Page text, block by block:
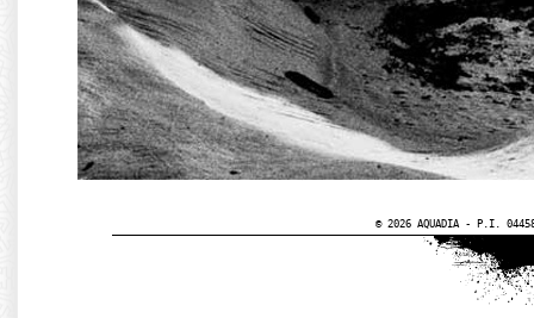
© 2026 AQUADIA - P.I.